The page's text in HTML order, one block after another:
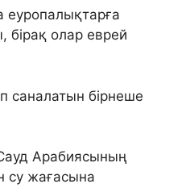
бірақ олар еврей
саналатын бірнеше
Арабиясының
су жағасына